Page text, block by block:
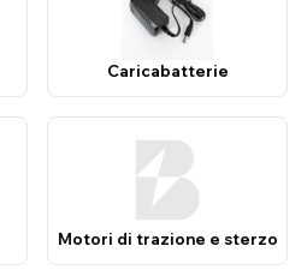
Caricabatterie
Motori di trazione e sterzo